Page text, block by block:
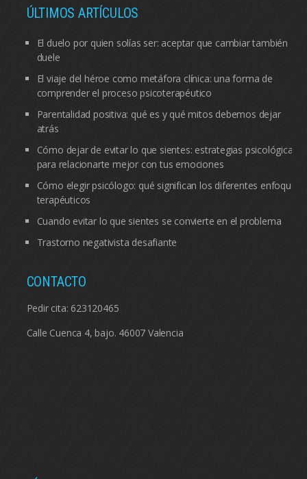
ÚLTIMOS ARTÍCULOS
El duelo por quien solías ser: aceptar que cambiar también
duele
El viaje del héroe como metáfora clínica: una forma de
comprender el proceso psicoterapéutico
Parentalidad positiva: qué es y qué mitos debemos dejar
atrás
Cómo dejar de evitar lo que sientes: estrategias psicológicas
para relacionarte mejor con tus emociones
Cómo elegir psicólogo: qué significan los diferentes enfoques
terapéuticos
Cuando evitar lo que sientes se convierte en el problema
Trastorno negativista desafiante
CONTACTO
Pedir cita: 623120465
Calle Cuenca 4, bajo. 46007 Valencia